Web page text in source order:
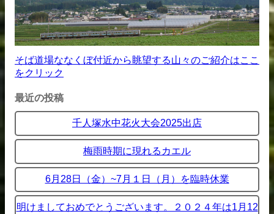
そば道場ななくぼ付近から眺望する山々のご紹介はここ
をクリック
最近の投稿
千人塚水中花火大会2025出店
梅雨時期に現れるカエル
6月28日（金）~7月１日（月）を臨時休業
明けましておめでとうございます。２０２４年は1月12